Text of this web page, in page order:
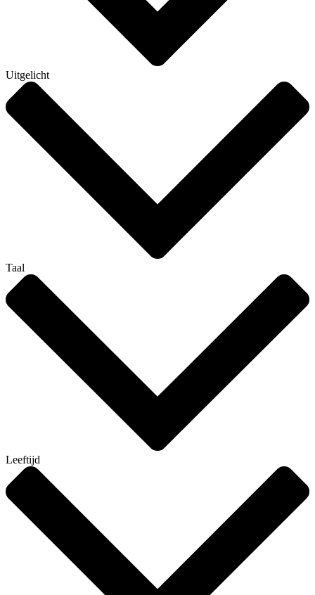
Uitgelicht
Taal
Leeftijd